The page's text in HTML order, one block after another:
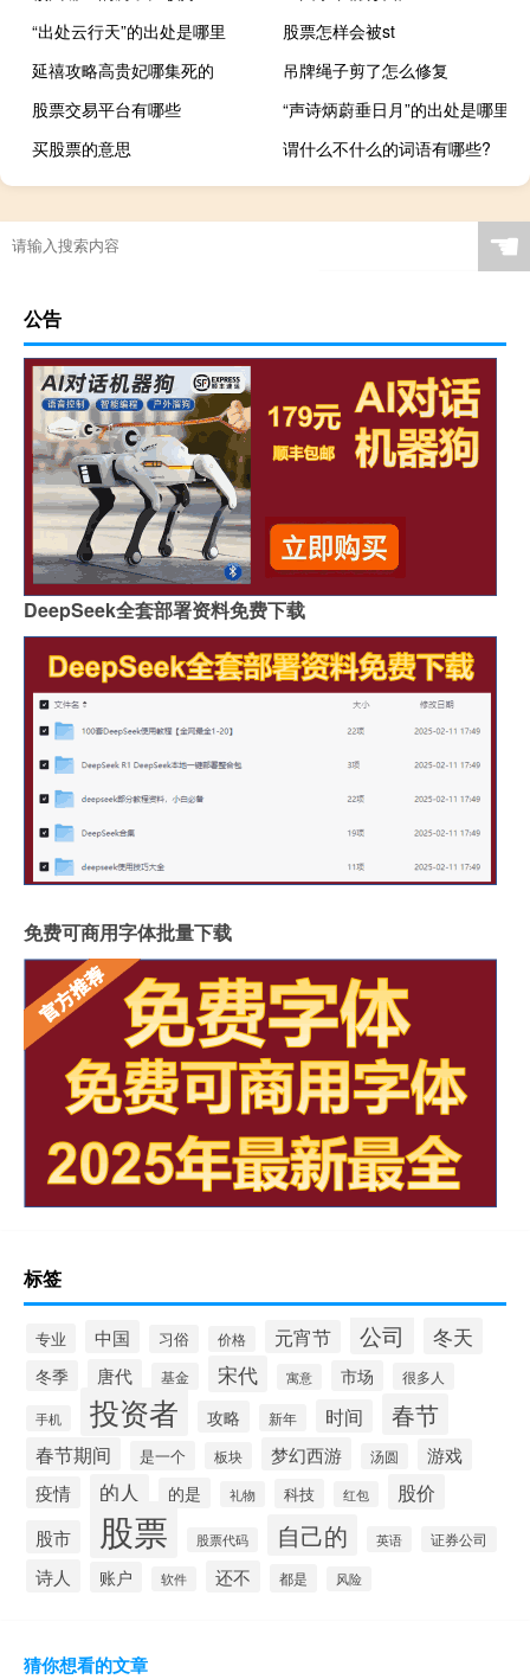
“出处云行天”的出处是哪里
股票怎样会被st
延禧攻略高贵妃哪集死的
吊牌绳子剪了怎么修复
股票交易平台有哪些
“声诗炳蔚垂日月”的出处是哪里
买股票的意思
谓什么不什么的词语有哪些?
☚
公告
DeepSeek全套部署资料免费下载
免费可商用字体批量下载
标签
专业 中国 习俗 价格 元宵节 公司 冬天
冬季 唐代 基金 宋代 寓意 市场 很多人
手机 投资者 攻略 新年 时间 春节
春节期间 是一个 板块 梦幻西游 汤圆
游戏
疫情
的人 的是 礼物 科技 红包 股价
股市 股票 股票代码 自己的 英语 证券公司
诗人 账户 软件 还不 都是 风险
猜你想看的文章